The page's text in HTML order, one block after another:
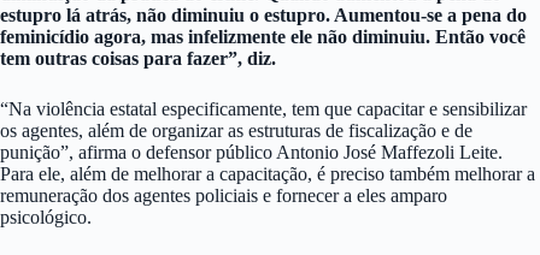
estupro lá atrás, não diminuiu o estupro. Aumentou-se a pena do
feminicídio agora, mas infelizmente ele não diminuiu. Então você
tem outras coisas para fazer”, diz.
“Na violência estatal especificamente, tem que capacitar e sensibilizar
os agentes, além de organizar as estruturas de fiscalização e de
punição”, afirma o defensor público Antonio José Maffezoli Leite.
Para ele, além de melhorar a capacitação, é preciso também melhorar a
remuneração dos agentes policiais e fornecer a eles amparo
psicológico.